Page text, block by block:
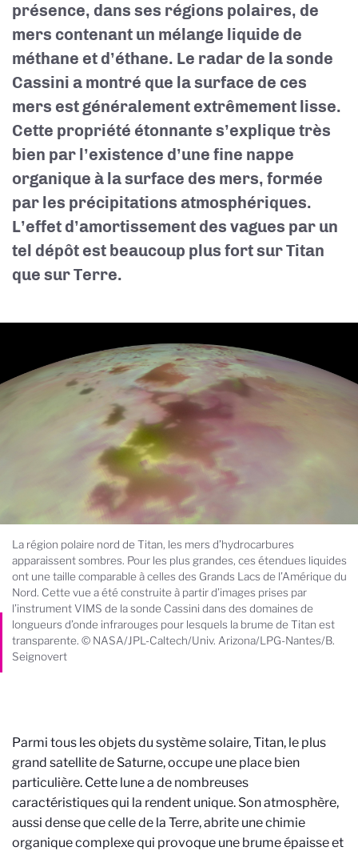
présence, dans ses régions polaires, de
mers contenant un mélange liquide de
méthane et d’éthane. Le radar de la sonde
Cassini a montré que la surface de ces
mers est généralement extrêmement lisse.
Cette propriété étonnante s’explique très
bien par l’existence d’une fine nappe
organique à la surface des mers, formée
par les précipitations atmosphériques.
L’effet d’amortissement des vagues par un
tel dépôt est beaucoup plus fort sur Titan
que sur Terre.
La région polaire nord de Titan, les mers d’hydrocarbures
apparaissent sombres. Pour les plus grandes, ces étendues liquides
ont une taille comparable à celles des Grands Lacs de l’Amérique du
Nord. Cette vue a été construite à partir d’images prises par
l’instrument VIMS de la sonde Cassini dans des domaines de
longueurs d’onde infrarouges pour lesquels la brume de Titan est
transparente. © NASA/JPL-Caltech/Univ. Arizona/LPG-Nantes/B.
Seignovert
Parmi tous les objets du système solaire, Titan, le plus
grand satellite de Saturne, occupe une place bien
particulière. Cette lune a de nombreuses
caractéristiques qui la rendent unique. Son atmosphère,
aussi dense que celle de la Terre, abrite une chimie
organique complexe qui provoque une brume épaisse et